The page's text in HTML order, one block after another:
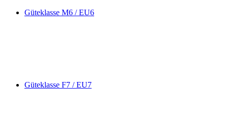
Güteklasse M6 / EU6
Güteklasse F7 / EU7